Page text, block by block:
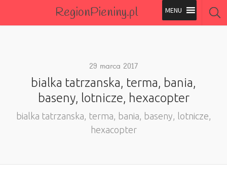
RegionPieniny.pl
Wszystkie Obiekty
29 marca 2017
bialka tatrzanska, terma, bania,
baseny, lotnicze, hexacopter
bialka tatrzanska, terma, bania, baseny, lotnicze,
hexacopter